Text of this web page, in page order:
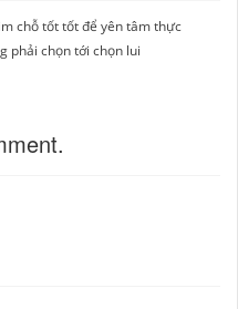
chỗ tốt tốt để yên tâm thực
phải chọn tới chọn lui